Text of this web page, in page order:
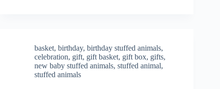
basket, birthday, birthday stuffed animals,
celebration, gift, gift basket, gift box, gifts,
new baby stuffed animals, stuffed animal,
stuffed animals